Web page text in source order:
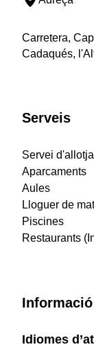
Carretera,
Cadaqués,
Serveis
Servei
Aparcaments
Aules
Lloguer de
Piscines
Restaurants
Idiomes